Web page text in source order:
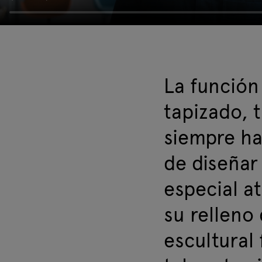
La
tapizado,
siempre
de
especial
su relleno
escultural